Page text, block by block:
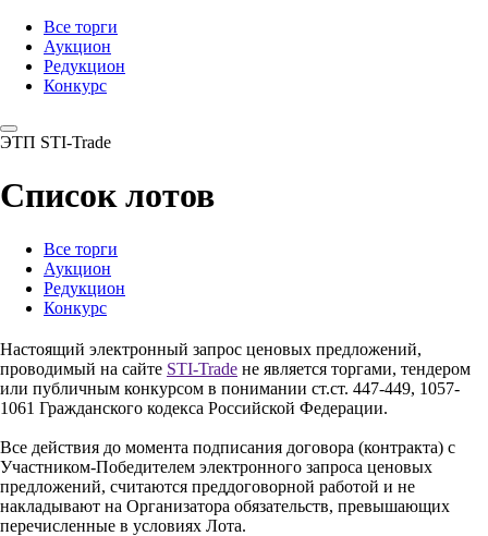
Все торги
Аукцион
Редукцион
Конкурс
ЭТП STI-Trade
Список лотов
Все торги
Аукцион
Редукцион
Конкурс
Настоящий электронный запрос ценовых предложений,
проводимый на сайте STI-Trade не является торгами, тендером
или публичным конкурсом в понимании ст.ст. 447-449, 1057-
1061 Гражданского кодекса Российской Федерации.
Все действия до момента подписания договора (контракта) с
Участником-Победителем электронного запроса ценовых
предложений, считаются преддоговорной работой и не
накладывают на Организатора обязательств, превышающих
перечисленные в условиях Лота.